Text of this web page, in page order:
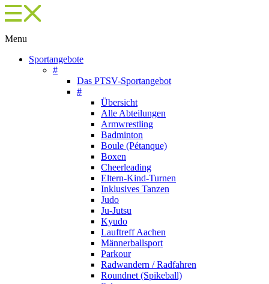
Menu
Sportangebote
#
Das PTSV-Sportangebot
#
Übersicht
Alle Abteilungen
Armwrestling
Badminton
Boule (Pétanque)
Boxen
Cheerleading
Eltern-Kind-Turnen
Inklusives Tanzen
Judo
Ju-Jutsu
Kyudo
Lauftreff Aachen
Männerballsport
Parkour
Radwandern / Radfahren
Roundnet (Spikeball)